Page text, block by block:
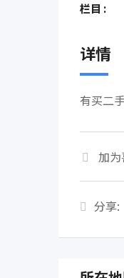
栏目 :
详情
有买二
加
分享: